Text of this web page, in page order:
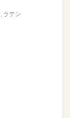
, ラテン